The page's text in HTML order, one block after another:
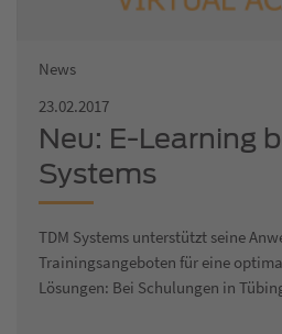
News
23.02.2017
Neu: E-Learning
Systems
TDM Systems unterstützt seine
Trainingsangeboten für eine
Lösungen: Bei Schulungen in